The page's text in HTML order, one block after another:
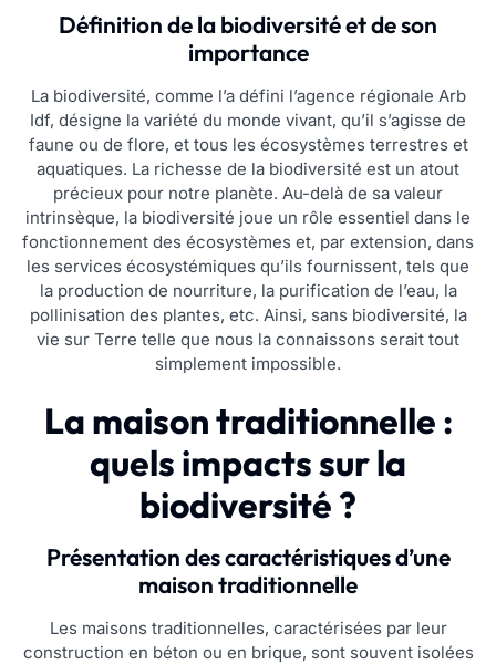
Définition de la biodiversité et de son
importance
La biodiversité, comme l’a défini l’agence régionale Arb
Idf, désigne la variété du monde vivant, qu’il s’agisse de
faune ou de flore, et tous les écosystèmes terrestres et
aquatiques. La richesse de la biodiversité est un atout
précieux pour notre planète. Au-delà de sa valeur
intrinsèque, la biodiversité joue un rôle essentiel dans le
fonctionnement des écosystèmes et, par extension, dans
les services écosystémiques qu’ils fournissent, tels que
la production de nourriture, la purification de l’eau, la
pollinisation des plantes, etc. Ainsi, sans biodiversité, la
vie sur Terre telle que nous la connaissons serait tout
simplement impossible.
La maison traditionnelle :
quels impacts sur la
biodiversité ?
Présentation des caractéristiques d’une
maison traditionnelle
Les maisons traditionnelles, caractérisées par leur
construction en béton ou en brique, sont souvent isolées